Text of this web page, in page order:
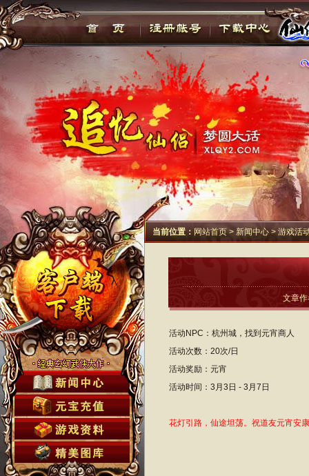
当前位置： 网站首页> 新闻中心 > 游戏活
文章
活动NPC：杭州城，找到元宵商人
活动次数：20次/日
活动奖励：元宵
活动时间：3月3日 - 3月7日
花灯引路，仙途坦荡。祝道友元宵安